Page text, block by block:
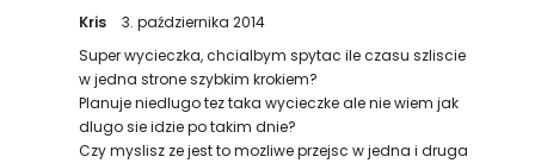
Kris
3. października 2014
Super wycieczka, chcialbym spytac ile czasu szliscie
w jedna strone szybkim krokiem?
Planuje niedlugo tez taka wycieczke ale nie wiem jak
dlugo sie idzie po takim dnie?
Czy myslisz ze jest to mozliwe przejsc w jedna i druga